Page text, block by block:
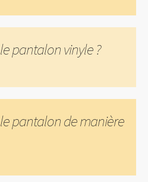
le pantalon vinyle ?
le pantalon de manière